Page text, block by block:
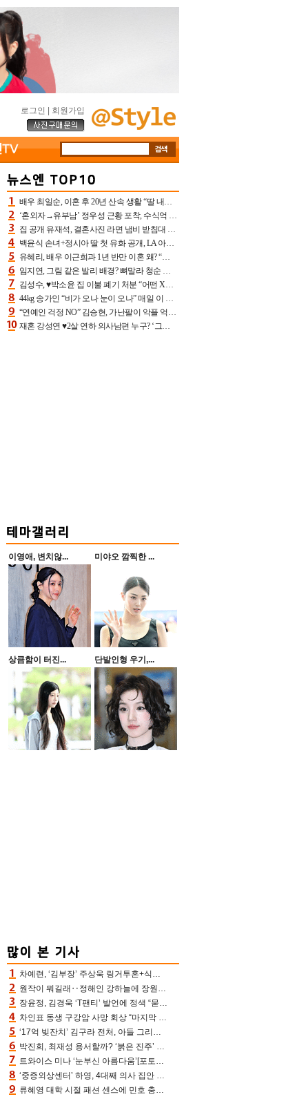
로그인 회원가입
배우 최일순, 이혼 후 20년 산속 생활 “딸 내가 버렸다고 원망‥맘 아파”(특종)[어제TV]
‘혼외자→유부남’ 정우성 근황 포착, 수식억 해킹 피해 후배 만났다 “존경하는”
집 공개 유재석, 결혼사진 라면 냄비 받침대 되고 분노‥가족사진도 피해(놀뭐)[어제TV]
백윤식 손녀+정시아 딸 첫 유화 공개, LA 아트쇼→서울국제조각페스타 작가다운 수준급 실력
유혜리, 배우 이근희과 1년 반만 이혼 왜? “식칼 꽂고 의자 던져” 충격 폭로(특종)[어제TV]
임지연, 그림 같은 발리 배경? 뼈말라 청순 비키니 핏에 상대 안 되네
김성수, ♥박소윤 집 이불 폐기 처분 “어떤 X이랑 썼을지 몰라” 질투(신랑수업2)[어제TV]
44kg 송가인 “비가 오나 눈이 오나” 매일 이 운동, 허벅지 근육량 상승+체지방 감소
“연예인 걱정 NO” 김승현, 가난팔이 악플 억울할만‥아내+딸과 日 여행
재혼 강성연 ♥2살 연하 의사남편 누구? ‘그알’ 자문의에 훈남 비주얼 초엘리트 스펙 [종합]
이영애, 변치않... 미야오 깜찍한 ...
상큼함이 터진... 단발인형 우기,...
차예련, ‘김부장’ 주상욱 링거투혼+식스팩 비화 “옷 벗는데 아저씨는 안 된다고”(차장금)
원작이 뭐길래‥정해인 강하늘에 장원영까지 참여한 이 영화
장윤정, 김경욱 ‘T팬티’ 발언에 정색 “묻지 않았는데, 그것도 성희롱”(장공장)
차인표 동생 구강암 사망 회상 “마지막 순간 동생 손 잡아준 신애라, 두고두고 고마워” (신애라이프)
‘17억 빚잔치’ 김구라 전처, 아들 그리는 “나 뿐인데” 친엄마 챙기는 효심 눈길
박진희, 최재성 용서할까? ‘붉은 진주’ 오늘(7일) 결말 나온다
트와이스 미나 ‘눈부신 아름다움’[포토엔HD]
‘중증외상센터’ 하영, 4대째 의사 집안 인증 “증조부, 고종 황제 진료”(옥문아)[어제TV]
류혜영 대학 시절 패션 센스에 민호 충격 “레몬색 레깅스에 다리 없는 줄”(나혼산)